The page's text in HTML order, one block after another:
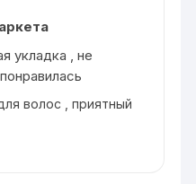
укладка , не
волос , приятный